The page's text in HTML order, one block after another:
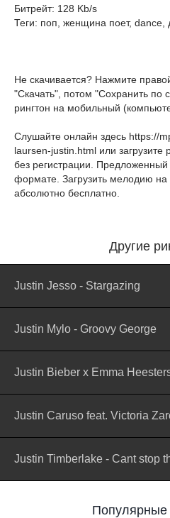
Битрейт: 128 Kb/s
Теги: поп, женщина поет, dance,
Не скачивается? Нажмите
"Скачать", потом "Сохранить по
рингтон на мобильный
Слушайте онлайн здесь https://
laursen-justin.html или загрузите
без регистрации. Предложенный
формате. Загрузить мелодию
абсолютно бесплатно.
Другие
Justin Jesso - Stargazing
Justin Mylo - Groovy George
Justin Caruso feat. Victoria
Justin Timberlake - Cant stop
Популярные